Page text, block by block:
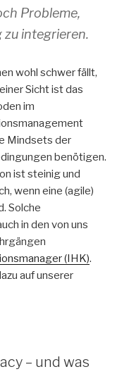
Probleme,
zu integrieren.
wohl schwer fällt,
Sicht ist das
im
Mindsets der
benötigen.
ist steinig und
wenn eine (agile)
Solche
in den von uns
(IHK).
auf unserer
– und was